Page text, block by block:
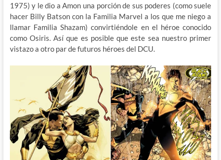
1975) y le dio a Amon una porción de sus poderes (como suele
hacer Billy Batson con la Familia Marvel a los que me niego a
llamar Familia Shazam) convirtiéndole en el héroe conocido
como Osiris. Así que es posible que este sea nuestro primer
vistazo a otro par de futuros héroes del DCU.